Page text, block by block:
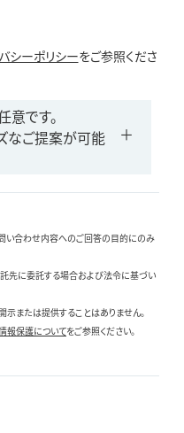
シーポリシーをご参照くださ
です。
なご提案が可能
い合わせ内容へのご回答の目的にのみ
先に委託する場合および法令に基づい
または提供することはありません。
報保護についてをご参照ください。